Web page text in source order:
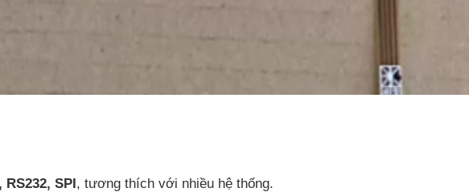
RS232, SPI, tương thích với nhiều hệ thống.